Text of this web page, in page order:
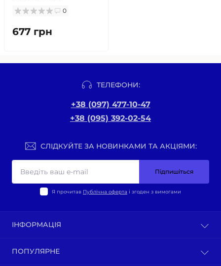
0
677 грн
ТЕЛЕФОНИ:
+38 (097) 477-10-47
+38 (095) 392-02-54
СЛІДКУЙТЕ ЗА НОВИНКАМИ ТА АКЦІЯМИ:
Підпишіться
Я прочитав Публічна оферта і згоден з вимогами
ІНФОРМАЦІЯ
Політика конфіденційності
ПОПУЛЯРНЕ